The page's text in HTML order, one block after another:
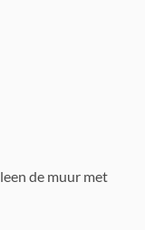
de muur met